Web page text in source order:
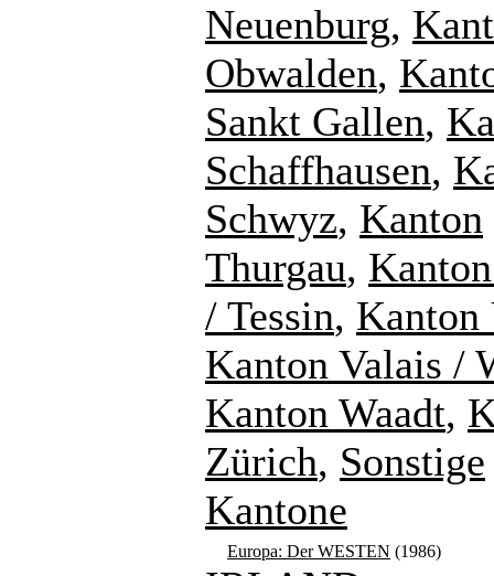
Neuenburg,
Obwalden,
Sankt Gallen,
Schaffhausen,
Schwyz, Kanton
Thurgau,
/ Tessin,
Kanton Valais /
Kanton Waadt,
Zürich, Sonstige
Kantone
Europa: Der WESTEN (1986)